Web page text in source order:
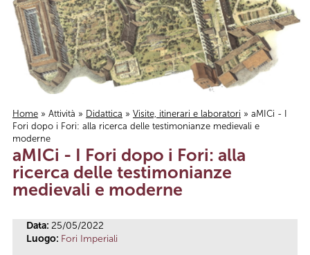
Tu sei qui
Home » Attività » Didattica » Visite, itinerari e laboratori » aMICi - I
Fori dopo i Fori: alla ricerca delle testimonianze medievali e
moderne
aMICi - I Fori dopo i Fori: alla
ricerca delle testimonianze
medievali e moderne
Data: 25/05/2022
Luogo: Fori Imperiali